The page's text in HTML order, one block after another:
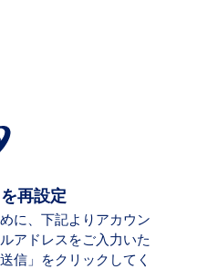
再設定
に、下記よりアカウン
アドレスをご入力いた
信」をクリックしてく